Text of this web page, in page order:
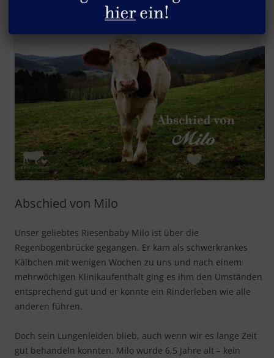
Abschied von Milo
Unser geliebtes Riesenbaby Milo ist über die
Regenbogenbrücke gegangen. Er kam als schwerkrankes
Kälbchen mit wenigen Wochen zu uns und nach einem
mehrwöchigen Klinikaufenthalt ging es ihm den Umständen
entsprechend gut und er konnte ein Rinderleben wie alle
anderen führen.
Doch sein Lungenleiden blieb, auch wenn wir es lange Zeit
gut behandeln konnten. Milo wurde 6,5 Jahre alt – kein